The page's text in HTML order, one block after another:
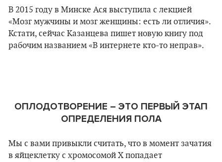
В 2015 году в Минске Ася выступила с лекцией
«Мозг мужчины и мозг женщины: есть ли отличия».
Кстати, сейчас Казанцева пишет новую книгу под
рабочим названием «В интернете кто-то неправ».
ОПЛОДОТВОРЕНИЕ – ЭТО ПЕРВЫЙ ЭТАП
ОПРЕДЕЛЕНИЯ ПОЛА
Мы с вами привыкли считать, что в момент зачатия
в яйцеклетку с хромосомой X попадает